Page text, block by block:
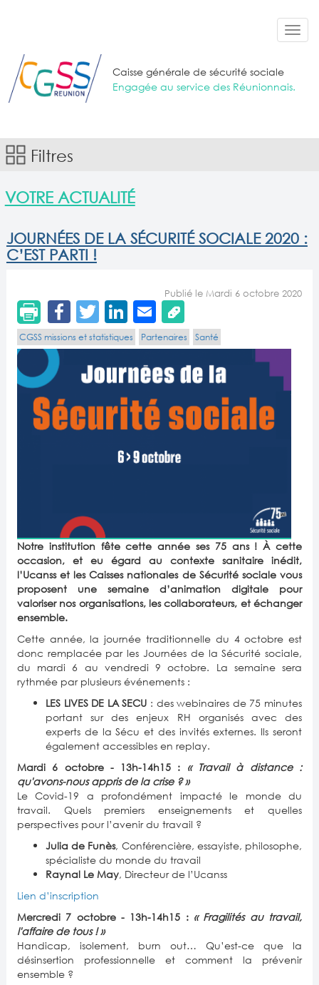
Caisse générale de sécurité sociale
Engagée au service des Réunionnais.
Filtres
VOTRE ACTUALITÉ
JOURNÉES DE LA SÉCURITÉ SOCIALE 2020 :
C’EST PARTI !
Publié le Mardi 6 octobre 2020
CGSS missions et statistiques Partenaires Santé
Notre institution fête cette année ses 75 ans ! À cette
occasion, et eu égard au contexte sanitaire inédit,
l’Ucanss et les Caisses nationales de Sécurité sociale vous
proposent une semaine d’animation digitale pour
valoriser nos organisations, les collaborateurs, et échanger
ensemble.
Cette année, la journée traditionnelle du 4 octobre est
donc remplacée par les Journées de la Sécurité sociale,
du mardi 6 au vendredi 9 octobre. La semaine sera
rythmée par plusieurs événements :
LES LIVES DE LA SECU : des webinaires de 75 minutes
portant sur des enjeux RH organisés avec des
experts de la Sécu et des invités externes. Ils seront
également accessibles en replay.
Mardi 6 octobre - 13h-14h15 : « Travail à distance :
qu'avons-nous appris de la crise ? »
Le Covid-19 a profondément impacté le monde du
travail. Quels premiers enseignements et quelles
perspectives pour l’avenir du travail ?
Julia de Funès, Conférencière, essayiste, philosophe,
spécialiste du monde du travail
Raynal Le May, Directeur de l’Ucanss
Lien d’inscription
Mercredi 7 octobre - 13h-14h15 :« Fragilités au travail,
l'affaire de tous ! »
Handicap, isolement, burn out… Qu’est-ce que la
désinsertion professionnelle et comment la prévenir
ensemble ?